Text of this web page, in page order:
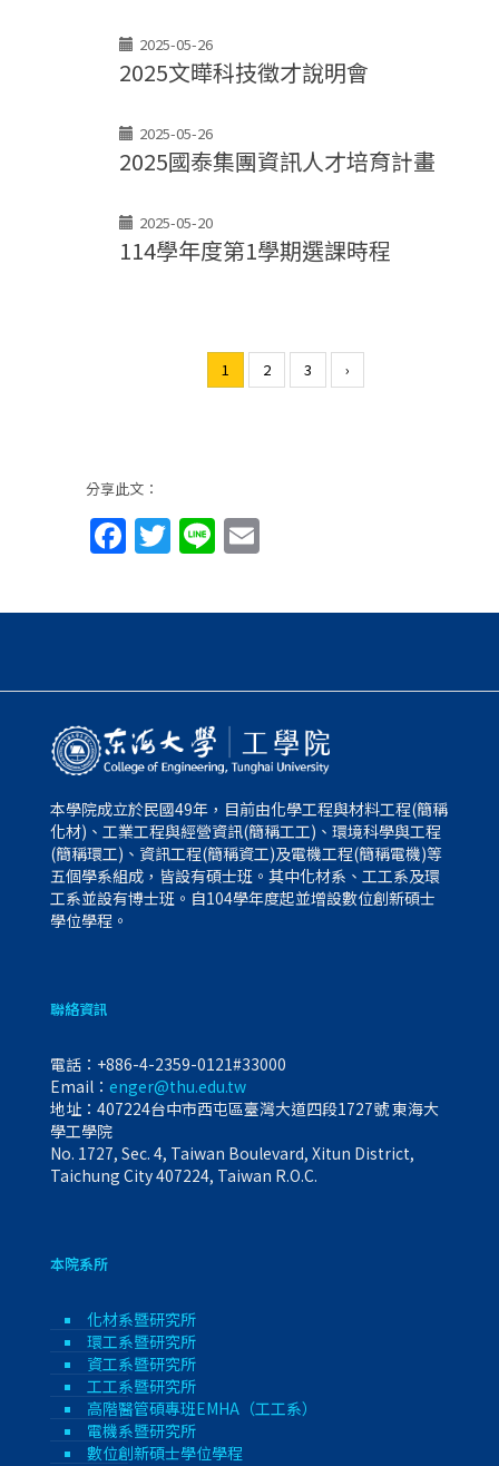
2025-05-26
2025文曄科技徵才說明會
2025-05-26
2025國泰集團資訊人才培育計畫
2025-05-20
114學年度第1學期選課時程
1 2 3 ›
分享此文：
Facebook
Twitter
LineEmail
本學院成立於民國49年，目前由化學工程與材料工程(簡稱
化材)、工業工程與經營資訊(簡稱工工)、環境科學與工程
(簡稱環工)、資訊工程(簡稱資工)及電機工程(簡稱電機)等
五個學系組成，皆設有碩士班。其中化材系、工工系及環
工系並設有博士班。自104學年度起並增設數位創新碩士
學位學程。
聯絡資訊
電話： +886-4-2359-0121#33000
Email： enger@thu.edu.tw
地址：407224台中市西屯區臺灣大道四段1727號 東海大
學工學院
No. 1727, Sec. 4, Taiwan Boulevard, Xitun District,
Taichung City 407224, Taiwan R.O.C.
本院系所
化材系暨研究所
環工系暨研究所
資工系暨研究所
工工系暨研究所
高階醫管碩專班EMHA（工工系）
電機系暨研究所
數位創新碩士學位學程